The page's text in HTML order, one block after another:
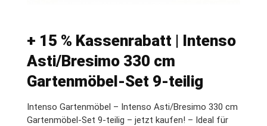
+ 15 % Kassenrabatt | Intenso
Asti/Bresimo 330 cm
Gartenmöbel-Set 9-teilig
Intenso Gartenmöbel – Intenso Asti/Bresimo 330 cm
Gartenmöbel-Set 9-teilig – jetzt kaufen! – Ideal für